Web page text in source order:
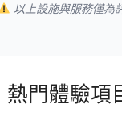
以上設施與服務僅為
熱門體驗項